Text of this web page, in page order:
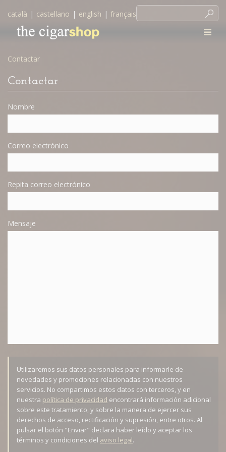
català | castellano | english | français
Contactar
Contactar
Nombre
Correo electrónico
Repita correo electrónico
Mensaje
Utilizaremos sus datos personales para informarle de
novedades y promociones relacionadas con nuestros
servicios. No compartimos estos datos con terceros, y en
nuestra política de privacidad encontrará información adicional
sobre este tratamiento, y sobre la manera de ejercer sus
derechos de acceso, rectificación y supresión, entre otros. Al
pulsar el botón "Enviar" declara haber leído y aceptar los
términos y condiciones del aviso legal.